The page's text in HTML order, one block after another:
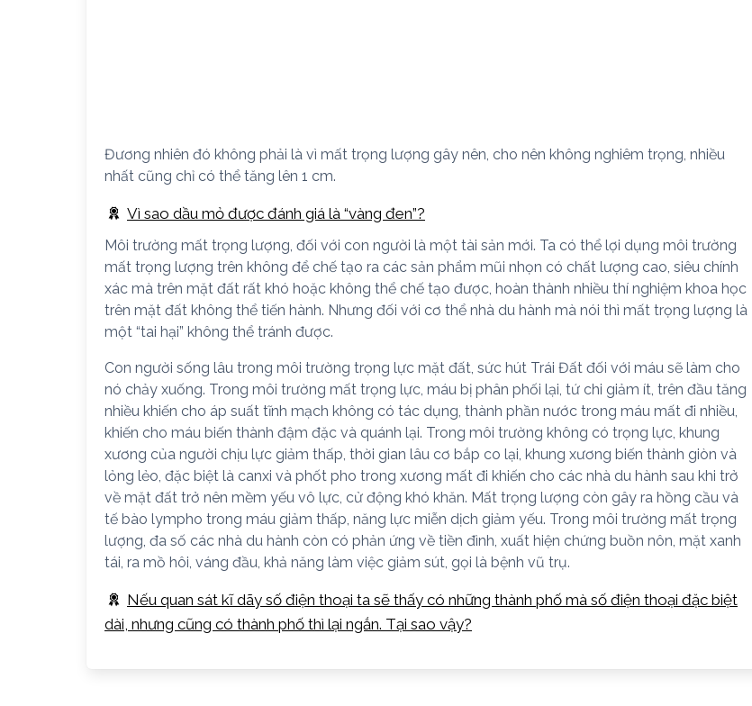
Đương nhiên đó không phải là vì mất trọng lượng gây nên, cho nên không nghiêm trọng, nhiều
nhất cũng chỉ có thể tăng lên 1 cm.
Vì sao dầu mỏ được đánh giá là “vàng đen”?
Môi trường mất trọng lượng, đối với con người là một tài sản mới. Ta có thể lợi dụng môi trường
mất trọng lượng trên không để chế tạo ra các sản phẩm mũi nhọn có chất lượng cao, siêu chính
xác mà trên mặt đất rất khó hoặc không thể chế tạo được, hoàn thành nhiều thí nghiệm khoa học
trên mặt đất không thể tiến hành. Nhưng đối với cơ thể nhà du hành mà nói thì mất trọng lượng là
một “tai hại” không thể tránh được.
Con người sống lâu trong môi trường trọng lực mặt đất, sức hút Trái Đất đối với máu sẽ làm cho
nó chảy xuống. Trong môi trường mất trọng lực, máu bị phân phối lại, tứ chi giảm ít, trên đầu tăng
nhiều khiến cho áp suất tĩnh mạch không có tác dụng, thành phần nước trong máu mất đi nhiều,
khiến cho máu biến thành đậm đặc và quánh lại. Trong môi trường không có trọng lực, khung
xương của người chịu lực giảm thấp, thời gian lâu cơ bắp co lại, khung xương biến thành giòn và
lỏng lẻo, đặc biệt là canxi và phốt pho trong xương mất đi khiến cho các nhà du hành sau khi trở
về mặt đất trở nên mềm yếu vô lực, cử động khó khăn. Mất trọng lượng còn gây ra hồng cầu và
tế bào lympho trong máu giảm thấp, năng lực miễn dịch giảm yếu. Trong môi trường mất trọng
lượng, đa số các nhà du hành còn có phản ứng về tiền đình, xuất hiện chứng buồn nôn, mặt xanh
tái, ra mồ hôi, váng đầu, khả năng làm việc giảm sút, gọi là bệnh vũ trụ.
Nếu quan sát kĩ dãy số điện thoại ta sẽ thấy có những thành phố mà số điện thoại đặc biệt
dài, nhưng cũng có thành phố thì lại ngắn. Tại sao vậy?